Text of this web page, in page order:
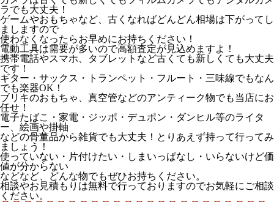
ラでも大丈夫！
ゲームやおもちゃなど、古くなればどんどん相場は下がってし
ましますので
使わなくなったらお早めにお持ちください！
電動工具は需要が多いので高額査定が見込めますよ！
携帯電話やスマホ、タブレットなど古くても新しくても大丈夫
です！
ギター・サックス・トランペット・フルート・三味線でもなん
でも楽器OK！
ブリキのおもちゃ、真空管などのアンティーク物でも当店にお
任せ！
電子たばこ・家電・ジッポ・デュポン・ダンヒル等のライタ
ー、絵画や掛軸
などの骨董品から雑貨でも大丈夫！とりあえず持って行ってみ
ましょう！
使っていない・片付けたい・しまいっぱなし・いらないけど価
値が分からない
などなど、どんな物でもぜひお持ちください。
相談やお見積もりは無料で行っておりますのでお気軽にご相談
ください。